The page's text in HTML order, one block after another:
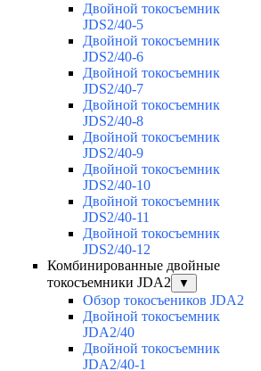
Двойной токосъемник
JDS2/40-5
Двойной токосъемник
JDS2/40-6
Двойной токосъемник
JDS2/40-7
Двойной токосъемник
JDS2/40-8
Двойной токосъемник
JDS2/40-9
Двойной токосъемник
JDS2/40-10
Двойной токосъемник
JDS2/40-11
Двойной токосъемник
JDS2/40-12
Комбинированные двойные
токосъемники JDA2
▼
Обзор токосъеников JDA2
Двойной токосъемник
JDA2/40
Двойной токосъемник
JDA2/40-1